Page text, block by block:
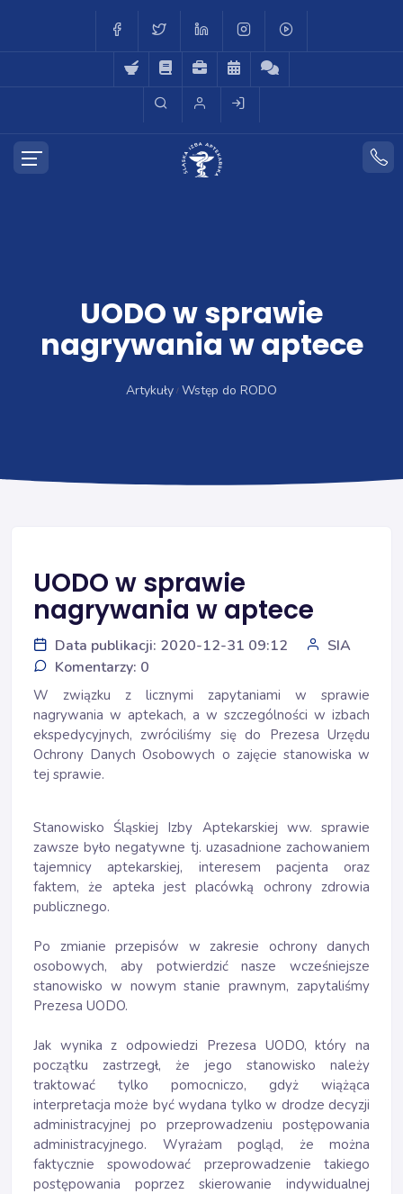
UODO w sprawie
nagrywania w aptece
Artykuły Wstęp do RODO
UODO w sprawie
nagrywania w aptece
Data publikacji: 2020-12-31 09:12
SIA
Komentarzy: 0
W związku z licznymi zapytaniami w sprawie
nagrywania w aptekach, a w szczególności w izbach
ekspedycyjnych, zwróciliśmy się do Prezesa Urzędu
Ochrony Danych Osobowych o zajęcie stanowiska w
tej sprawie.
Stanowisko Śląskiej Izby Aptekarskiej ww. sprawie
zawsze było negatywne tj. uzasadnione zachowaniem
tajemnicy aptekarskiej, interesem pacjenta oraz
faktem, że apteka jest placówką ochrony zdrowia
publicznego.
Po zmianie przepisów w zakresie ochrony danych
osobowych, aby potwierdzić nasze wcześniejsze
stanowisko w nowym stanie prawnym, zapytaliśmy
Prezesa UODO.
Jak wynika z odpowiedzi Prezesa UODO, który na
początku zastrzegł, że jego stanowisko należy
traktować tylko pomocniczo, gdyż wiążąca
interpretacja może być wydana tylko w drodze decyzji
administracyjnej po przeprowadzeniu postępowania
administracyjnego. Wyrażam pogląd, że można
faktycznie spowodować przeprowadzenie takiego
postępowania poprzez skierowanie indywidualnej